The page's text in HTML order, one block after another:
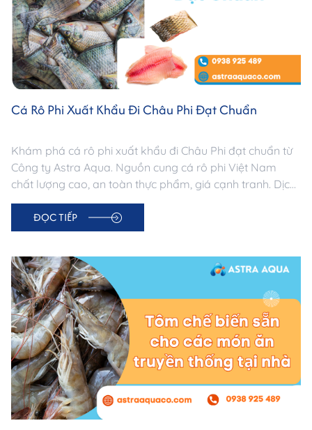
Cá Rô Phi Xuất Khẩu Đi Châu Phi Đạt Chuẩn
Khám phá cá rô phi xuất khẩu đi Châu Phi đạt chuẩn từ
Công ty Astra Aqua. Nguồn cung cá rô phi Việt Nam
chất lượng cao, an toàn thực phẩm, giá cạnh tranh. Dịch
vụ sourcing & xuất khẩu chuyên nghiệp –
astraaquaco.com.
ĐỌC TIẾP